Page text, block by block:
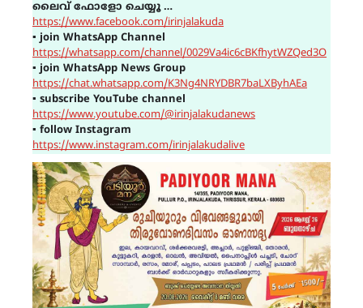
ലൈവ് ഫോളോ ചെയ്യൂ …
https://www.facebook.com/irinjalakuda
▪ join WhatsApp Channel
https://whatsapp.com/channel/0029Va4ic6cBKfhytWZQed3O
▪ join WhatsApp News Group
https://chat.whatsapp.com/K3Ng4NRYDBR7baLXByhAEa
▪ subscribe YouTube channel
https://www.youtube.com/@irinjalakudanews
▪ follow Instagram
https://www.instagram.com/irinjalakudalive